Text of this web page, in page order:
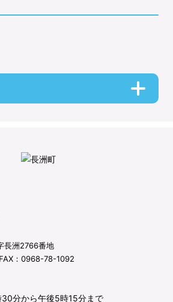
長洲2766番地
：0968-78-1092
分から午後5時15分まで